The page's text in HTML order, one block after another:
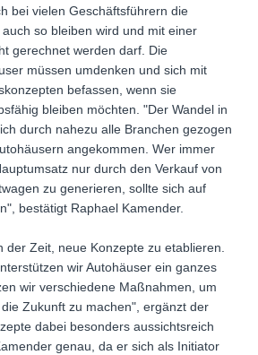
bei vielen Geschäftsführern die
so bleiben wird und mit einer
gerechnet werden darf. Die
müssen umdenken und sich mit
befassen, wenn sie
bleiben möchten. "Der Wandel in
durch nahezu alle Branchen gezogen
angekommen. Wer immer
nur durch den Verkauf von
zu generieren, sollte sich auf
bestätigt Raphael Kamender.
der Zeit, neue Konzepte zu etablieren.
wir Autohäuser ein ganzes
wir verschiedene Maßnahmen, um
Zukunft zu machen", ergänzt der
dabei besonders aussichtsreich
genau, da er sich als Initiator